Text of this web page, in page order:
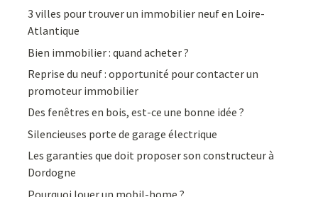
3 villes pour trouver un immobilier neuf en Loire-
Atlantique
Bien immobilier : quand acheter ?
Reprise du neuf : opportunité pour contacter un
promoteur immobilier
Des fenêtres en bois, est-ce une bonne idée ?
Silencieuses porte de garage électrique
Les garanties que doit proposer son constructeur à
Dordogne
Pourquoi louer un mobil-home ?